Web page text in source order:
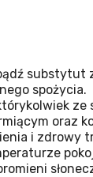
substytut
spożycia.
ze
oraz
i zdrowy